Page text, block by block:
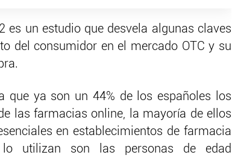
es un estudio que desvela algunas claves
del consumidor en el mercado OTC y su
que ya son un 44% de los españoles los
las farmacias online, la mayoría de ellos
en establecimientos de farmacia
utilizan son las personas de edad